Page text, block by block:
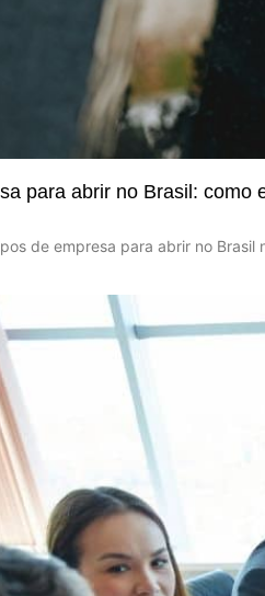
para abrir no Brasil:
de empresa para abrir no Brasil